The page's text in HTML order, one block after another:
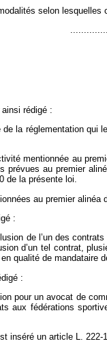
selon lesquelles
rédigé :
la réglementation qui
mentionnée au
au premier
de la présente loi.
au premier
:
de l’un des
d’un tel contrat,
qualité de mandataire
:
pour un avocat de
aux fédérations
inséré un article L. 222-